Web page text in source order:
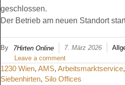
geschlossen.
Der Betrieb am neuen Standort
By 7Hirten Online 7. März 2026
Leave a comment
1230 Wien, AMS, Arbeitsmarktservice,
Siebenhirten, Silo Offices